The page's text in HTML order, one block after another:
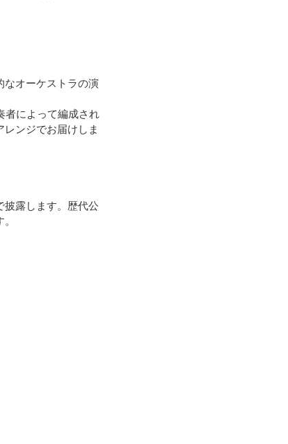
なオーケストラの演
者によって編成され
ンジでお届けしま
披露します。歴代公